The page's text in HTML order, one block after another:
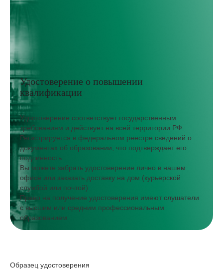
Удостоверение о повышении
квалификации
Удостоверение соответствует государственным
требованиям и действует на всей территории РФ
Регистрируется в федеральном реестре сведений о
документах об образовании, что подтверждает его
подлинность
Вы можете забрать удостоверение лично в нашем
офисе или заказать доставку на дом (курьерской
службой или почтой)
Право на получение удостоверения имеют слушатели
с высшим или средним профессиональным
образованием
Образец удостоверения